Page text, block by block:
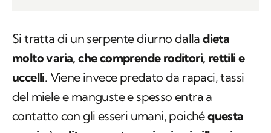
Si tratta di un serpente diurno dalladieta
molto varia, che comprende roditori, rettili e
uccelli. Viene invece predato da rapaci, tassi
del miele e manguste e spesso entra a
contatto con gli esseri umani, poichéquesta